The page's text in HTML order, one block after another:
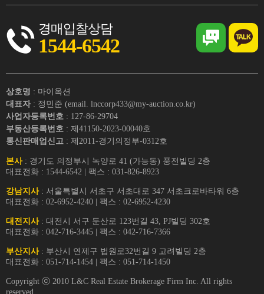
경매입찰상담
1544-6542
상호명 : 마이옥션
대표자 : 정민준 (email. lnccorp433@my-auction.co.kr)
사업자등록번호 : 127-86-29704
부동산등록번호 : 제41150-2023-00040호
통신판매업신고 : 제2011-경기의정부-0312호
본사: 경기도 의정부시 녹양로 41 (가능동) 풍전빌딩 2층
대표전화 : 1544-6542 | 팩스 : 031-826-8923
강남지사: 서울특별시 서초구 서초대로 347 서초크로바타워 6층
대표전화 : 02-6952-4240 | 팩스 : 02-6952-4230
대전지사: 대전시 서구 둔산로 123번길 43, PJ빌딩 302호
대표전화 : 042-716-3445 | 팩스 : 042-716-7366
부산지사: 부산시 연제구 법원로32번길 9 고려빌딩 2층
대표전화 : 051-714-1454 | 팩스 : 051-714-1450
Copyright ⓒ 2010 L&C Real Estate Brokerage Firm Inc. All rights
reserved.